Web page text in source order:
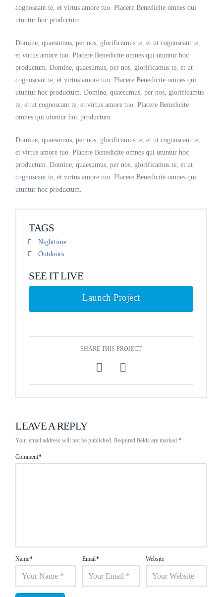
cognoscant te, et virtus amore tuo. Placere Benedicite omnes qui
utuntur hoc productum.
Domine, quaesumus, per nos, glorificamus te, et ut cognoscant te,
et virtus amore tuo. Placere Benedicite omnes qui utuntur hoc
productum. Domine, quaesumus, per nos, glorificamus te, et ut
cognoscant te, et virtus amore tuo. Placere Benedicite omnes qui
utuntur hoc productum. Domine, quaesumus, per nos, glorificamus
te, et ut cognoscant te, et virtus amore tuo. Placere Benedicite
omnes qui utuntur hoc productum.
Domine, quaesumus, per nos, glorificamus te, et ut cognoscant te,
et virtus amore tuo. Placere Benedicite omnes qui utuntur hoc
productum. Domine, quaesumus, per nos, glorificamus te, et ut
cognoscant te, et virtus amore tuo. Placere Benedicite omnes qui
utuntur hoc productum.
TAGS
Nighttime
Outdoors
SEE IT LIVE
Launch Project
SHARE THIS PROJECT
LEAVE A REPLY
Your email address will not be published. Required fields are marked*
Comment*
Name* Email* Website